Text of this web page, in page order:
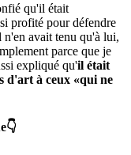
qu'il était
profité pour défendre
n'en avait tenu qu'à lui,
parce que je
expliqué qu'il était
d'art à ceux «qui ne